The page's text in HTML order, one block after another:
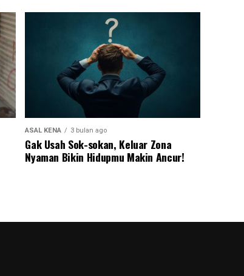
ASAL KENA 3 bulan ago
Gak Usah Sok-sokan, Keluar Zona
Nyaman Bikin Hidupmu Makin Ancur!